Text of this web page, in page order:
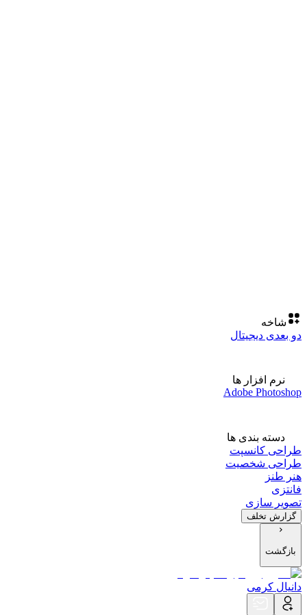
شاخه
دو بعدی دیجیتال
نرم افزار ها
Adobe Photoshop
دسته بندی ها
طراحی کانسپت
طراحی شخصیت
هنر طنز
فانتزی
تصویر سازی
گزارش تخلف
بازگشت
دانیال کرمی